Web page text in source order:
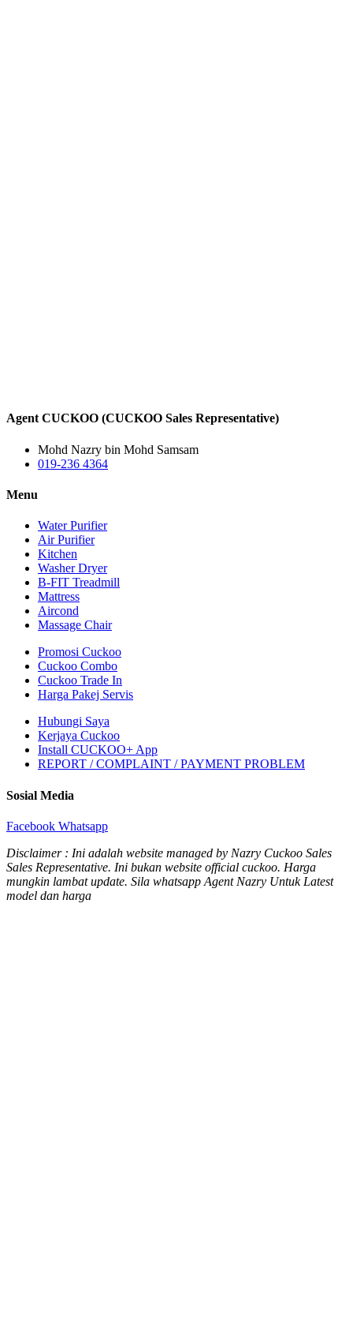
Agent CUCKOO (CUCKOO Sales Representative)
Mohd Nazry bin Mohd Samsam
019-236 4364
Menu
Water Purifier
Air Purifier
Kitchen
Washer Dryer
B-FIT Treadmill
Mattress
Aircond
Massage Chair
Promosi Cuckoo
Cuckoo Combo
Cuckoo Trade In
Harga Pakej Servis
Hubungi Saya
Kerjaya Cuckoo
Install CUCKOO+ App
REPORT / COMPLAINT / PAYMENT PROBLEM
Sosial Media
Facebook Whatsapp
Disclaimer : Ini adalah website managed by Nazry Cuckoo Sales
Sales Representative. Ini bukan website official cuckoo. Harga
mungkin lambat update. Sila whatsapp Agent Nazry Untuk Latest
model dan harga